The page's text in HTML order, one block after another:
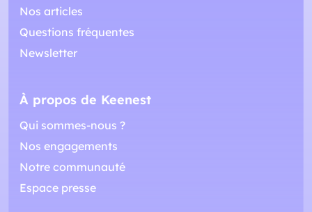
Nos articles
Questions fréquentes
Newsletter
À propos de Keenest
Qui sommes-nous ?
Nos engagements
Notre communauté
Espace presse